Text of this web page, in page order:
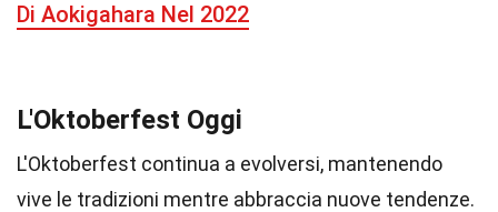
Di Aokigahara Nel 2022
L'Oktoberfest Oggi
L'Oktoberfest continua a evolversi, mantenendo
vive le tradizioni mentre abbraccia nuove tendenze.